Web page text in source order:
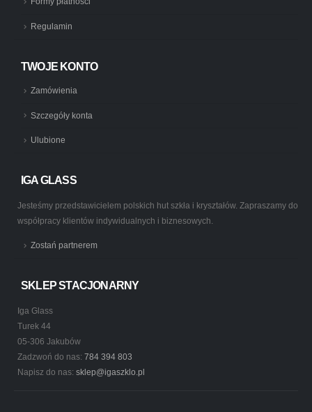
Regulamin
TWOJE KONTO
Zamówienia
Szczegóły konta
Ulubione
IGA GLASS
Jesteśmy przedstawicielem polskich hut szkła i kryształów. Zapraszamy do
współpracy klientów indywidualnych i biznesowych.
Zostań partnerem
SKLEP STACJONARNY
Iga Glass
Turek 44
05-306 Jakubów
Zadzwoń do nas: 784 394 803
Napisz do nas: sklep@igaszklo.pl